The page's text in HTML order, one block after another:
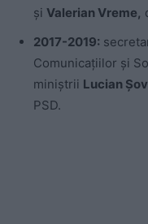
și Valerian Vreme,
2017-2019:
Comunicațiilor și
miniștrii Lucian
PSD.